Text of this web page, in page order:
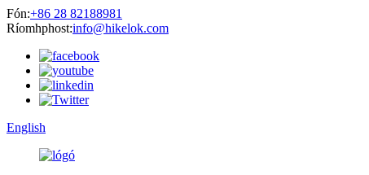
Fón:+86 28 82188981
Ríomhphost:info@hikelok.com
English